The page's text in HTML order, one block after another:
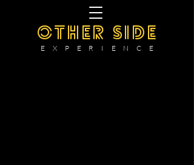
OTHER SIDE
E X P E R I E N C E